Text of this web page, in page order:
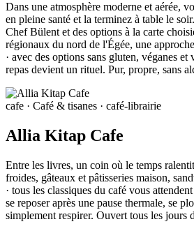
Dans une atmosphère moderne et aérée,
en pleine santé et la terminez à table le
Chef Bülent et des options à la carte
régionaux du nord de l'Égée, une
· avec des options sans gluten, véganes et
repas devient un rituel. Pur, propre, sans
cafe · Café & tisanes · café-librairie
Allia Kitap Cafe
Entre les livres, un coin où le temps
froides, gâteaux et pâtisseries maison,
· tous les classiques du café vous
se reposer après une pause thermale, se
simplement respirer. Ouvert tous les jours